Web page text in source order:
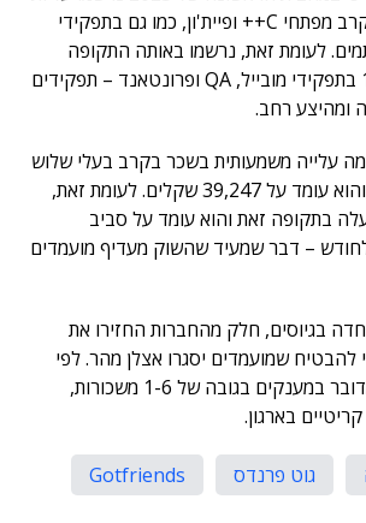
שכר של 4%-6% בקרב מפתחי C++ ופיית'ון, כמו גם בתפקידי
לעומת זאת, נרשמו באותה התקופה
ירידות של 3%-10% בתפקידי מובייל, QA ופרונטאנד – תפקידים
ומהיצע רחב.
עלייה משמעותית בשכר בקרב בעלי שלוש
שנות ניסיון ומעלה, והוא עומד על 39,247 שקלים. לעומת זאת,
בתקופה זאת והוא עומד על סביב
לחודש – דבר שמעיד שהשוק מעדיף מועמדים
בגיוסים, חלק מהחברות החזירו את
שמועמדים יסגרו אצלן מהר. לפי
נתוני גוט פרנדס, מדובר במענקים בגובה של 1-6 משכורות,
בארגון.
גוט פרנדס Gotfriends